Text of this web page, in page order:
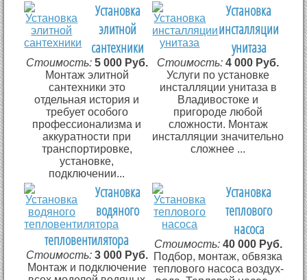
Установка
элитной
сантехники
Стоимость: 5 000 Руб.
Монтаж элитной
сантехники это
отдельная история и
требует особого
профессионализма и
аккуратности при
транспортировке,
установке,
подключении...
Установка
инсталляции
унитаза
Стоимость:4 000 Руб.
Услуги по установке
инсталляции унитаза в
Владивостоке и
пригороде любой
сложности. Монтаж
инсталляции значительно
сложнее ...
Установка
водяного
тепловентилятора
Стоимость: 3 000 Руб.
Монтаж и подключение
Установка
теплового
насоса
Стоимость: 40 000 Руб.
Подбор, монтаж, обвязка
теплового насоса воздух-